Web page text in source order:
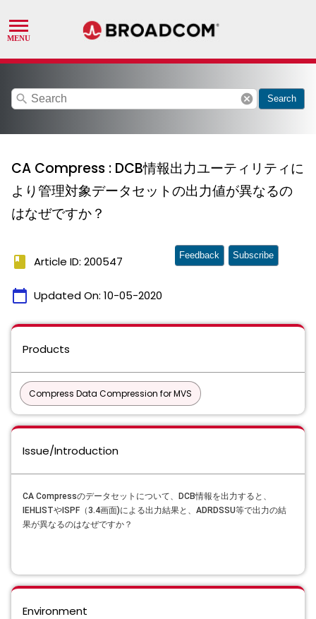
search cancel Search
CA Compress : DCB情報出力ユーティリティに
より管理対象データセットの出力値が異なるの
はなぜですか？
book Article ID: 200547
calendar_today Updated On: 10-05-2020
Feedback Subscribe
Products
Compress Data Compression for MVS
Issue/Introduction
CA Compressのデータセットについて、DCB情報を出力すると、
IEHLISTや ISPF（3.4画面)による出力結果と、ADRDSSU等で出力の結
果が異なるのはなぜですか？
Environment